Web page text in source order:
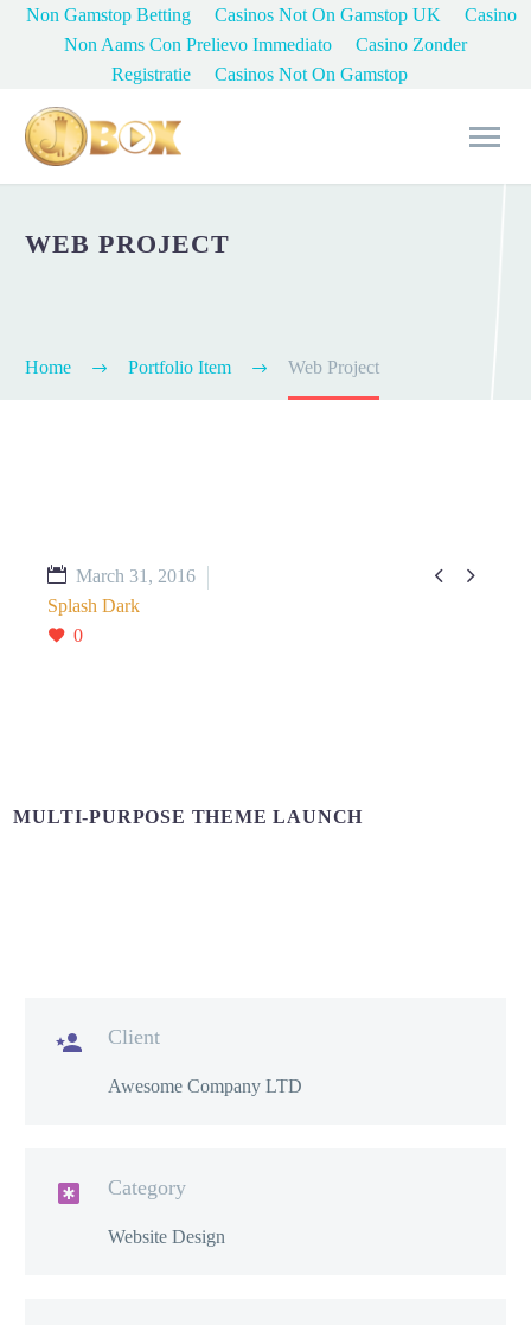
Non Gamstop Betting Casinos Not On Gamstop UK
Casino
Non Aams Con Prelievo Immediato
Casino Zonder
Registratie
Casinos Not On Gamstop
WEB PROJECT
Home Portfolio Item Web Project
 
March 31, 2016
Splash Dark
0
MULTI-PURPOSE THEME LAUNCH
 Client
Awesome Company LTD
 Category
Website Design